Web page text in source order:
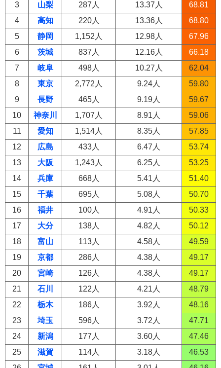
3
山梨 287人 13.37人
68.81
4
高知 220人 13.36人
68.80
5
静岡 1,152人 12.98人
67.96
6
茨城 837人 12.16人
66.18
7
岐阜 498人 10.27人
62.04
8
東京 2,772人 9.24人
59.80
9
長野 465人 9.19人
59.67
10
神奈川 1,707人 8.91人
59.06
11
愛知 1,514人 8.35人
57.85
12
広島 433人 6.47人
53.74
13
大阪 1,243人 6.25人
53.25
14
兵庫 668人 5.41人
51.40
15
千葉 695人 5.08人
50.70
16
福井 100人 4.91人
50.33
17
大分 138人 4.82人
50.12
18
富山 113人 4.58人
49.59
19
京都 286人 4.38人
49.17
20
宮崎 126人 4.38人
49.17
21
石川 122人 4.21人
48.79
22
栃木 186人 3.92人
48.16
23
埼玉 596人 3.72人
47.71
24
新潟 177人 3.60人
47.46
25
滋賀 114人 3.18人
46.53